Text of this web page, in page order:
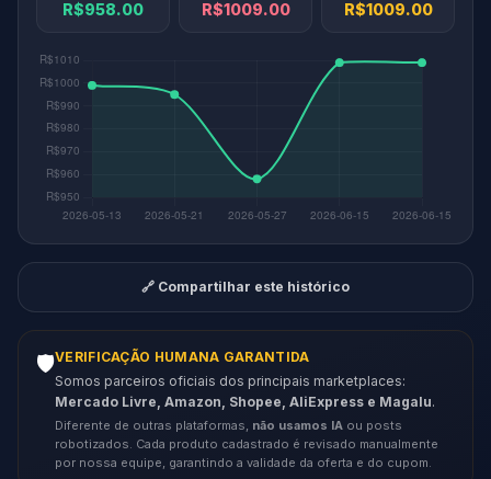
R$958.00 R$1009.00 R$1009.00
🔗 Compartilhar este histórico
🛡️VERIFICAÇÃO HUMANA GARANTIDA
Somos parceiros oficiais dos principais marketplaces:
Mercado Livre, Amazon, Shopee, AliExpress e Magalu.
Diferente de outras plataformas, não usamos IA ou posts
robotizados. Cada produto cadastrado é revisado manualmente
por nossa equipe, garantindo a validade da oferta e do cupom.